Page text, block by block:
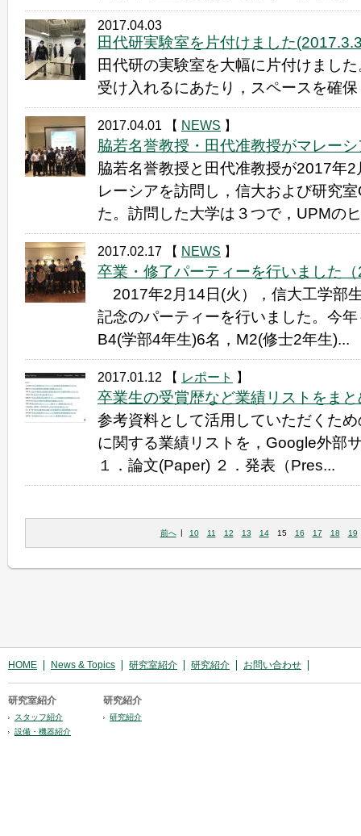
2017.04.03
田代研実験室を片付けました
田代研の実験室を大幅に片付けまし
受け入れるにあたり，スペースを確
2017.04.01 【 NEWS 】
脇若名誉教授・田代准教授がマレー
脇若名誉教授と田代准教授が2017年
レーシアを訪問し，信大および研究
た。訪問した大学は３つで，UPMの
2017.02.17 【 NEWS 】
卒業・修了パーティーを行いました
2017年2月14日(火），信大工学部
記念のパーティーを行いました。今
B4(学部4年生)6名，M2(修士2年生)...
2017.01.12 【 レポート 】
卒業生の受賞歴など業績リストをま
参考資料として活用していただくた
に関する業績リストを，Google外部
１．論文(Paper) ２．発表（Pres...
前へ | 10 11 12 13 14 15 16 17 18 19
HOME News & Topics 研究室紹介 研究紹介 お問い合わせ
研究室紹介
スタッフ紹介
設備・機器紹介
研究紹介
研究紹介